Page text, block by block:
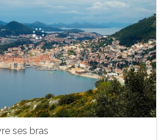
ses bras